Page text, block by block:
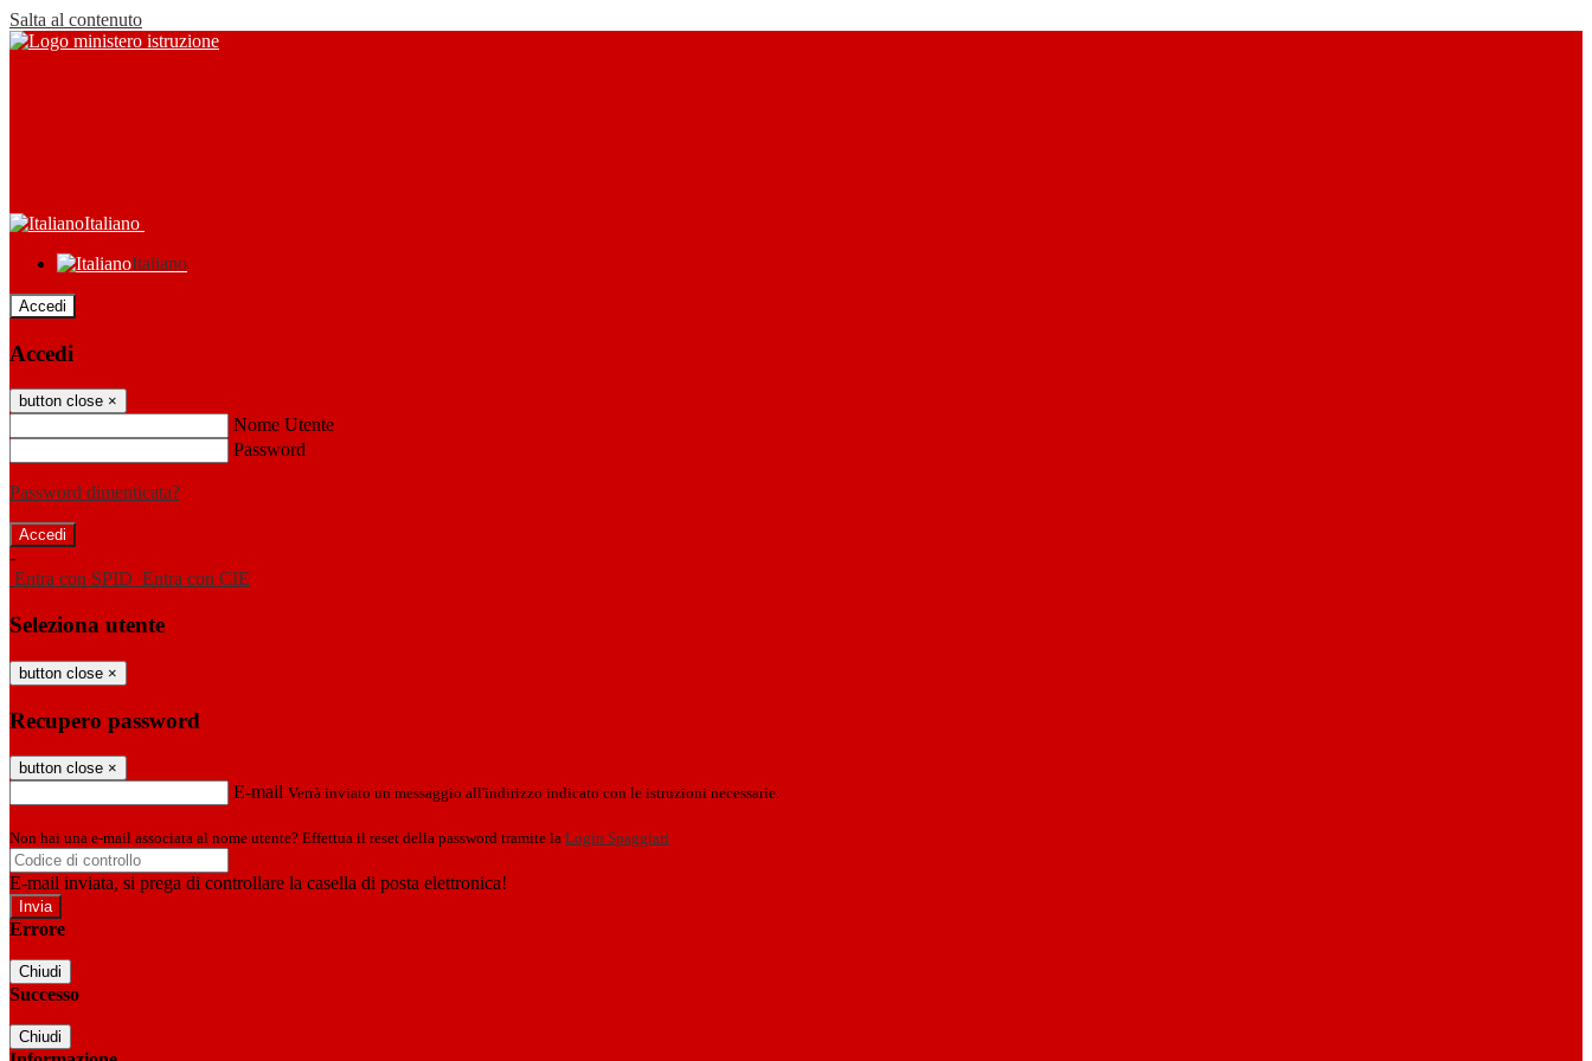
Salta al contenuto
Italiano
Italiano
Accedi
Accedi
button close ×
Nome Utente
Password
Password dimenticata?
-
Entra con SPID Entra con CIE
Seleziona utente
button close ×
Recupero password
button close ×
E-mail Verrà inviato un messaggio all'indirizzo indicato con le istruzioni necessarie.
Non hai una e-mail associata al nome utente? Effettua il reset della password tramite la Login Spaggiari
E-mail inviata, si prega di controllare la casella di posta elettronica!
Errore
Chiudi
Successo
Chiudi